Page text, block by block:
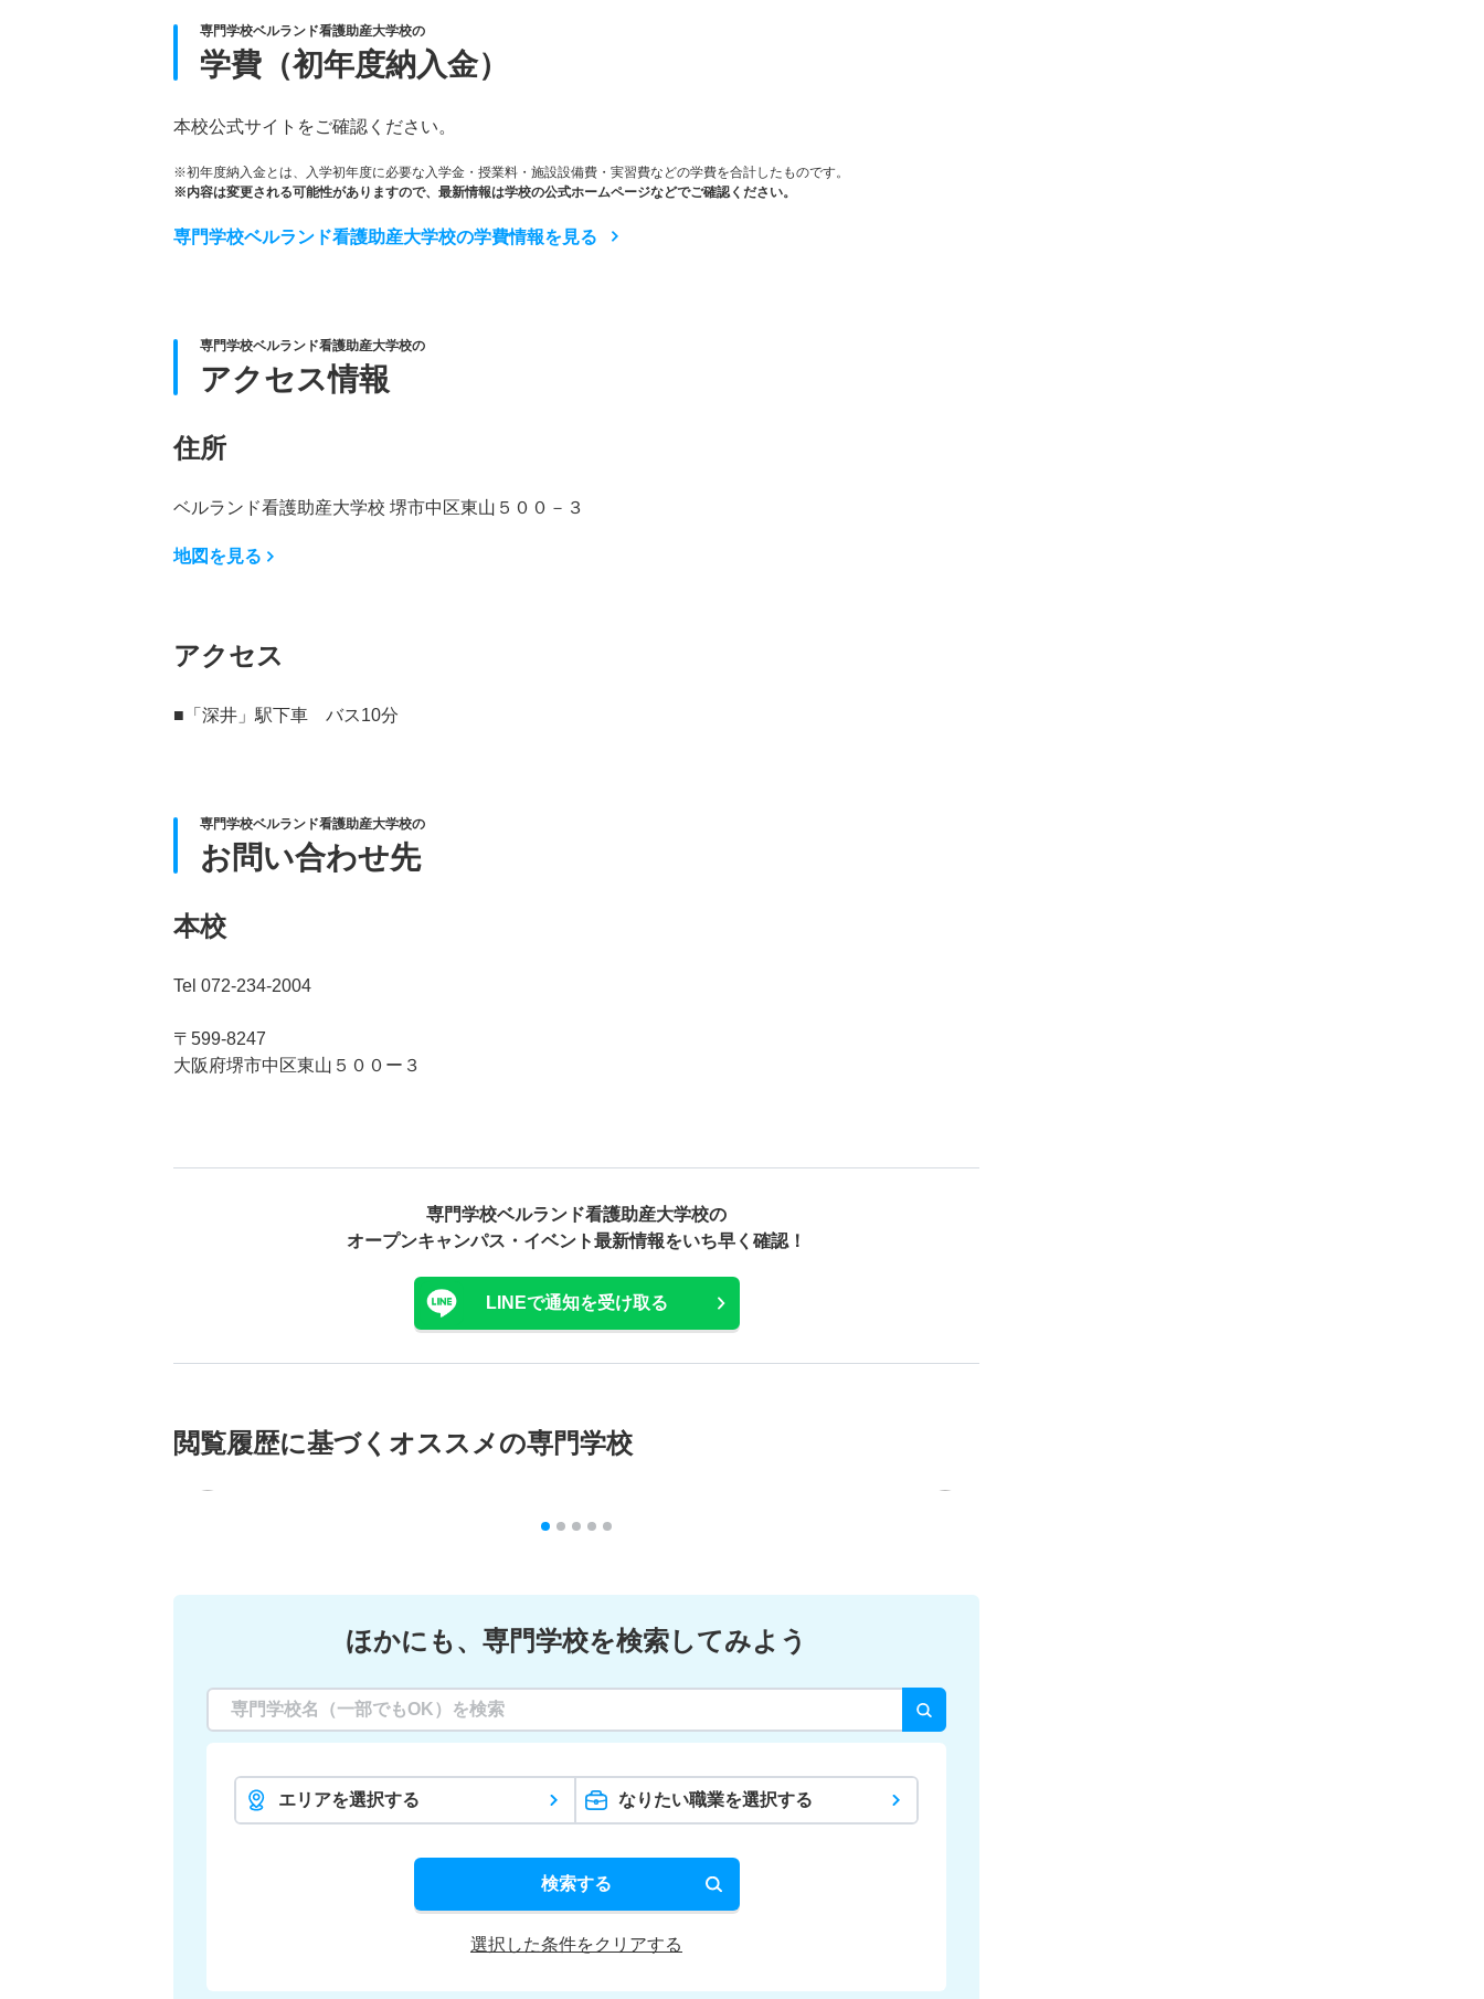
専門学校ベルランド看護助産大学校の
学費（初年度納入金）
本校公式サイトをご確認ください。
※初年度納入金とは、入学初年度に必要な入学金・授業料・施設設備費・実習費などの学費を合計したものです。
※内容は変更される可能性がありますので、最新情報は学校の公式ホームページなどでご確認ください。
専門学校ベルランド看護助産大学校の学費情報を見る
専門学校ベルランド看護助産大学校の
アクセス情報
住所
ベルランド看護助産大学校 堺市中区東山５００－３
地図を見る
アクセス
■「深井」駅下車 バス10分
専門学校ベルランド看護助産大学校の
お問い合わせ先
本校
Tel 072-234-2004
〒599-8247
大阪府堺市中区東山５００ー３
専門学校ベルランド看護助産大学校の
オープンキャンパス・ イベント最新情報をいち早く確認！
LINEで通知を受け取る
閲覧履歴に基づく オススメの専門学校
ほかにも、 専門学校を検索してみよう
エリアを選択する なりたい職業を選択する
検索する
選択した条件をクリアする